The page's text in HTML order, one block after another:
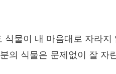
물이 내 마음대로 자라지
의 식물은 문제없이 잘 자